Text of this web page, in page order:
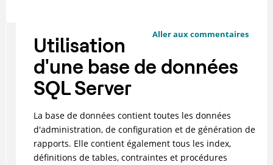
Aller aux commentaires
Utilisation
d'une base de données
SQL Server
La base de données contient toutes les données
d'administration, de configuration et de génération de
rapports. Elle contient également tous les index,
définitions de tables, contraintes et procédures